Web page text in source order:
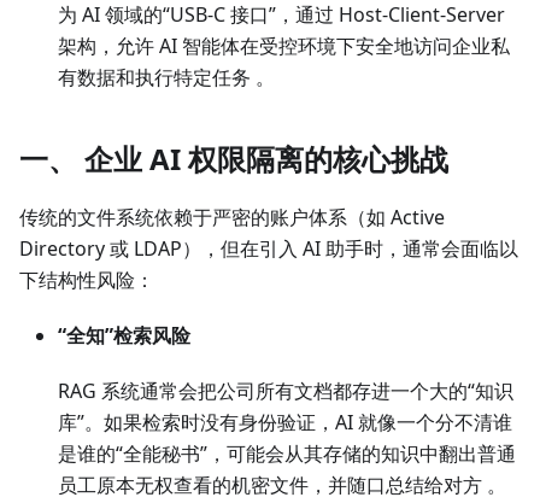
为 AI 领域的“USB-C 接口”，通过 Host-Client-Server
架构，允许 AI 智能体在受控环境下安全地访问企业私
有数据和执行特定任务 。
一、 企业 AI 权限隔离的核心挑战
传统的文件系统依赖于严密的账户体系（如 Active
Directory 或 LDAP），但在引入 AI 助手时，通常会面临以
下结构性风险：
“全知”检索风险
RAG 系统通常会把公司所有文档都存进一个大的“知识
库”。如果检索时没有身份验证，AI 就像一个分不清谁
是谁的“全能秘书”，可能会从其存储的知识中翻出普通
员工原本无权查看的机密文件，并随口总结给对方 。